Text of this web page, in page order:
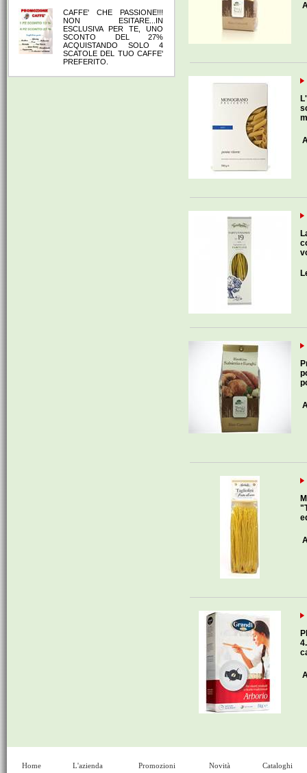
CAFFE' CHE PASSIONE!!!
NON ESITARE...IN
ESCLUSIVA PER TE, UNO
SCONTO DEL 27%
ACQUISTANDO SOLO 4
SCATOLE DEL TUO CAFFE'
PREFERITO.
Home L'azienda Promozioni Novità Cataloghi